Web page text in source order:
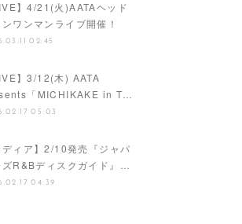
】4/21(火)AATAヘッド
ワンマンライブ開催！
】3/12(木) AATA
「MICHIKAKE in T…
ディア】2/10発売『ジャパ
R&Bディスクガイド』…